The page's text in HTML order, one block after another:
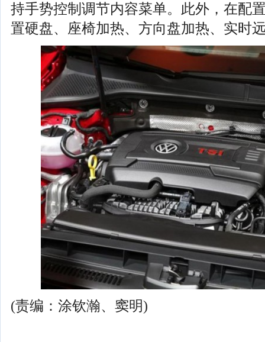
持手势控制调节内容菜单。此外，在配
置硬盘、座椅加热、方向盘加热、实时
(责编：涂钦瀚、窦明)